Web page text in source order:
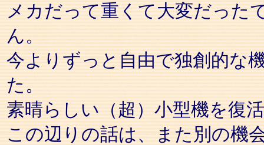
メカだって重くて大変だった
ん。
今よりずっと自由で独創的な
た。
素晴らしい（超）小型機を復
この辺りの話は、また別の